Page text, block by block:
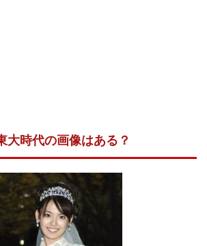
大時代の画像はある？